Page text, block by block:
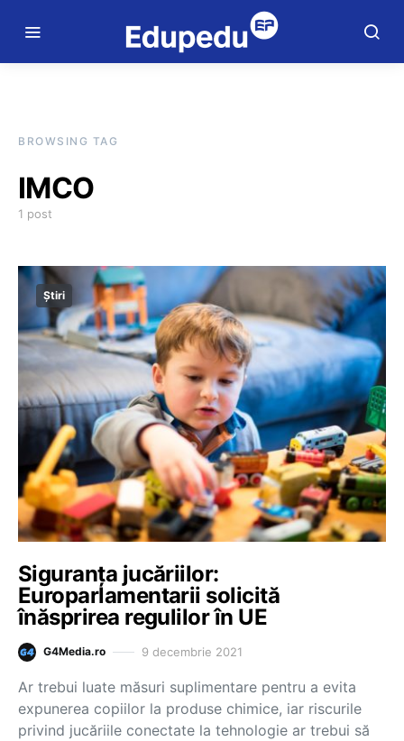
BROWSING TAG
IMCO
1 post
Știri
Siguranța jucăriilor:
Europarlamentarii solicită
înăsprirea regulilor în UE
G4Media.ro 9 decembrie 2021
Ar trebui luate măsuri suplimentare pentru a evita
expunerea copiilor la produse chimice, iar riscurile
privind jucăriile conectate la tehnologie ar trebui să